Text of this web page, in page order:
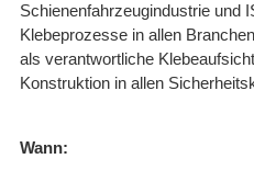
Schienenfahrzeugindustrie und
Klebeprozesse in allen
als verantwortliche
Konstruktion in allen
Wann: